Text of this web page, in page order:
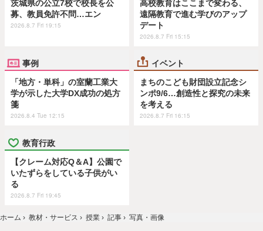
茨城県の公立7校で校長を公
募、教員免許不問…エン
2026.8.7 Fri 19:15
高校教育はここまで変わる、
遠隔教育で進む学びのアップ
デート
2026.8.7 Fri 15:15
事例
「地方・単科」の室蘭工業大
学が示した大学DX成功の処方
箋
2026.8.4 Tue 12:15
イベント
まちのこども財団設立記念シ
ンポ9/6…創造性と探究の未来
を考える
2026.8.7 Fri 16:15
教育行政
【クレーム対応Q＆A】公園で
いたずらをしている子供がい
る
2026.8.7 Fri 19:45
ホーム › 教材・サービス › 授業 › 記事 › 写真・画像